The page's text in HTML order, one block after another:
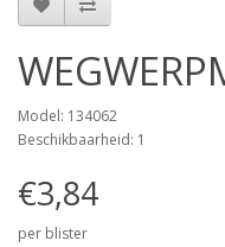
Model: 134062
Beschikbaarheid: 1
€3,84
per blister